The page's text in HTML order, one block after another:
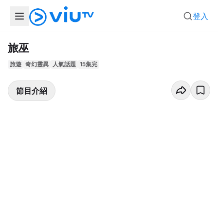
登入
旅巫
旅遊 奇幻靈異 人氣話題 15集完
節目介紹